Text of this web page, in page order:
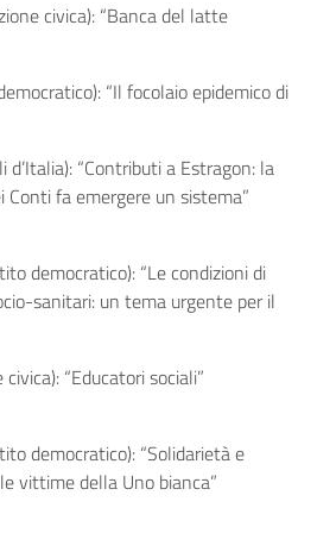
civica): “Banca del latte
“Il focolaio epidemico di
“Contributi a Estragon: la
fa emergere un sistema”
democratico): “Le condizioni di
sanitari: un tema urgente per il
“Educatori sociali”
democratico): “Solidarietà e
vittime della Uno bianca”